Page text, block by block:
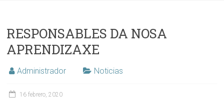
RESPONSABLES DA NOSA
APRENDIZAXE
Administrador Noticias
16 febrero, 2020